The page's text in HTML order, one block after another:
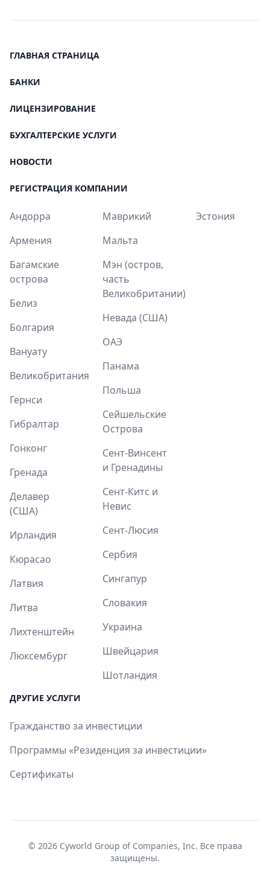
ГЛАВНАЯ СТРАНИЦА
БАНКИ
ЛИЦЕНЗИРОВАНИЕ
БУХГАЛТЕРСКИЕ УСЛУГИ
НОВОСТИ
РЕГИСТРАЦИЯ КОМПАНИИ
Андорра
Армения
Багамские
острова
Белиз
Болгария
Вануату
Великобритания
Гернси
Гибралтар
Гонконг
Гренада
Делавер
(США)
Ирландия
Кюрасао
Латвия
Литва
Лихтенштейн
Люксембург
Маврикий
Мальта
Мэн (остров,
часть
Великобритании)
Невада (США)
ОАЭ
Панама
Польша
Сейшельские
Острова
Сент-Винсент
и Гренадины
Сент-Китс и
Невис
Сент-Люсия
Сербия
Сингапур
Словакия
Украина
Швейцария
Шотландия
Эстония
ДРУГИЕ УСЛУГИ
Гражданство за инвестиции
Программы «Резиденция за инвестиции»
Сертификаты
© 2026 Cyworld Group of Companies, Inc. Все права
защищены.